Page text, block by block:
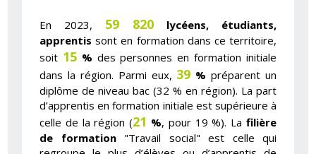
En 2023, 59 820
lycéens, étudiants,
apprentis sont en formation dans ce territoire,
soit 15% des personnes en formation initiale
dans la région. Parmi eux, 39 % préparent un
diplôme de niveau bac (32 % en région). La part
d’apprentis en formation initiale est supérieure à
celle de la région (21 %, pour 19 %). Lafilière
de formation"Travail social" est celle qui